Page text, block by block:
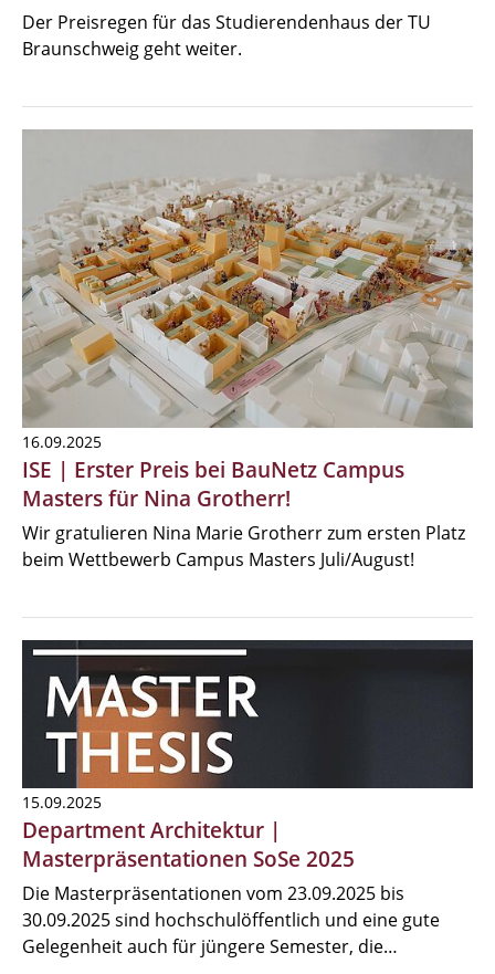
Der Preisregen für das Studierendenhaus der TU
Braunschweig geht weiter.
16.09.2025
ISE | Erster Preis bei BauNetz Campus
Masters für Nina Grotherr!
Wir gratulieren Nina Marie Grotherr zum ersten Platz
beim Wettbewerb Campus Masters Juli/August!
15.09.2025
Department Architektur |
Masterpräsentationen SoSe 2025
Die Masterpräsentationen vom 23.09.2025 bis
30.09.2025 sind hochschulöffentlich und eine gute
Gelegenheit auch für jüngere Semester, die…